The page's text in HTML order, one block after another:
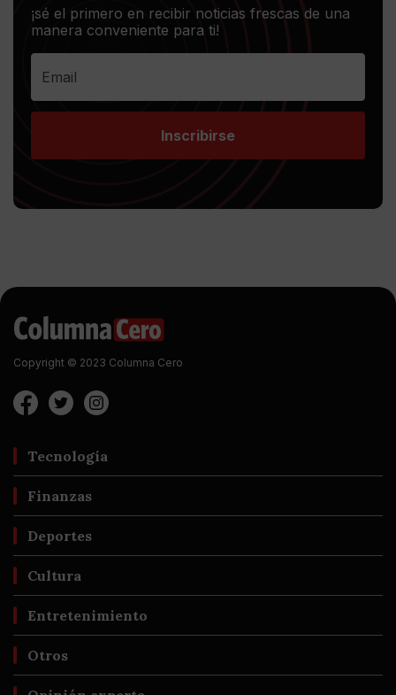
¡sé el primero en recibir noticias frescas de una
manera conveniente para ti!
Inscribirse
Copyright © 2023 Columna Cero
Tecnología
Finanzas
Deportes
Cultura
Entretenimiento
Otros